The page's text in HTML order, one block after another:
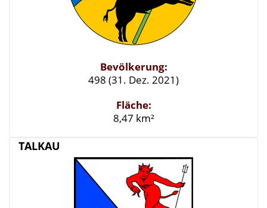
Bevölkerung:
498 (31. Dez. 2021)
Fläche:
8,47 km²
TALKAU